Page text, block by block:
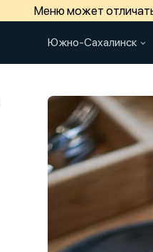
Меню может
Южно-Сахалинск